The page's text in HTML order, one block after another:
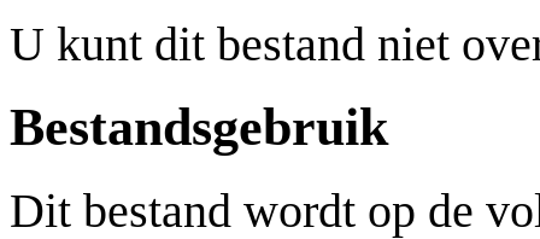
U kunt dit bestand niet
Bestandsgebruik
Dit bestand wordt op de